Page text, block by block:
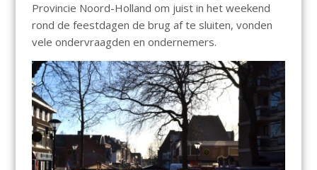
Provincie Noord-Holland om juist in het weekend
rond de feestdagen de brug af te sluiten, vonden
vele ondervraagden en ondernemers.